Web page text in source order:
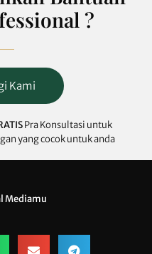
?
Kami
Pra Konsultasi untuk
yang cocok untuk anda
Mediamu